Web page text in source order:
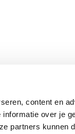
content en
over je
partners kunnen